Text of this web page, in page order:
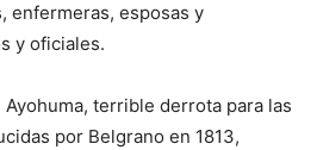
enfermeras, esposas y
y oficiales.
terrible derrota para las
por Belgrano en 1813,